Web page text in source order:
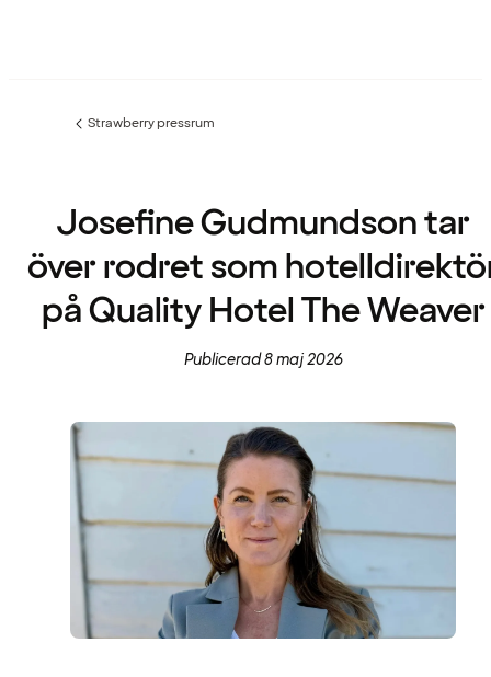
Föregående
Strawberry pressrum
Josefine Gudmundson tar
över rodret som
på Quality Hotel The Weaver
Publicerad 8 maj 2026